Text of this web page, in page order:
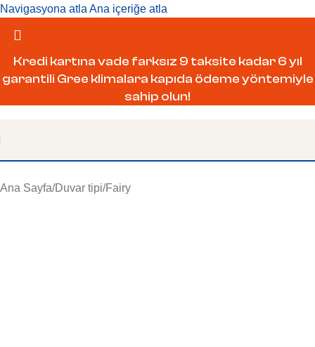
Navigasyona atla Ana içeriğe atla
Kredi kartına vade farksız 9 taksite kadar 6 yıl
garantili Gree klimalara kapıda ödeme yöntemiyle
sahip olun!
Ana Sayfa/Duvar tipi/Fairy